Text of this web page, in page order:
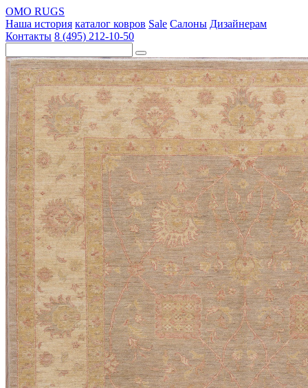
OMO RUGS
Наша история каталог ковров Sale Салоны Дизайнерам
Контакты 8 (495) 212-10-50